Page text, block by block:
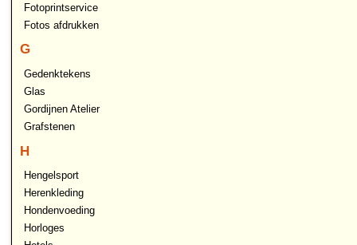
Fotoprintservice
Fotos afdrukken
G
Gedenktekens
Glas
Gordijnen Atelier
Grafstenen
H
Hengelsport
Herenkleding
Hondenvoeding
Horloges